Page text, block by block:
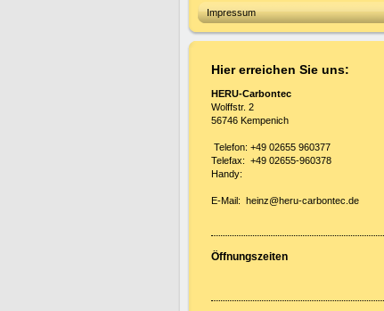
Impressum
Hier erreichen Sie uns:
HERU-Carbontec
Wolffstr. 2
56746 Kempenich
Telefon: +49 02655 960377
Telefax: +49 02655-960378
Handy:
E-Mail: heinz@heru-carbontec.de
Öffnungszeiten